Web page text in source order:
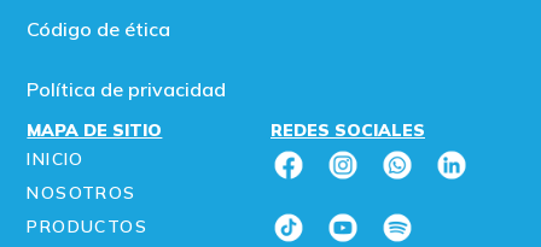
Código de ética
Política de privacidad
MAPA DE SITIO
INICIO
NOSOTROS
PRODUCTOS
REDES SOCIALES